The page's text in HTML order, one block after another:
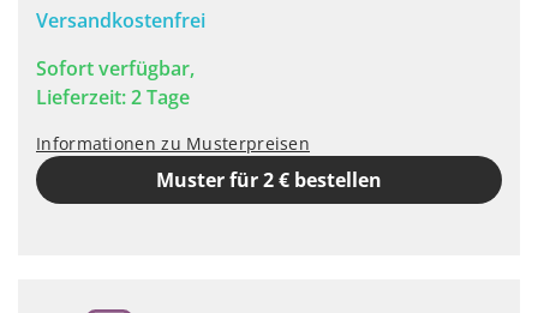
Versandkostenfrei
Sofort verfügbar,
Lieferzeit: 2 Tage
Informationen zu Musterpreisen
Muster für 2 € bestellen